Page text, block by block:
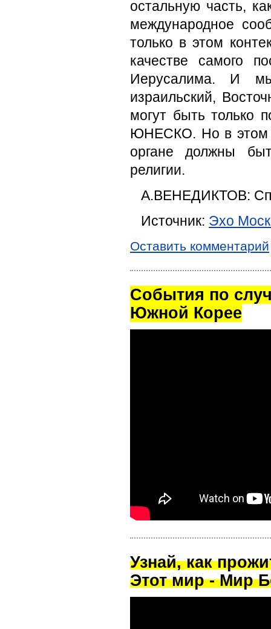
остальную часть,
международное
только в этом
качестве самого
Иерусалима. И
израильский,
могут быть только
ЮНЕСКО. Но в этом
органе должны
религии.
А.ВЕНЕДИКТОВ:
Источник: Эхо
Оставить комментарий
Cобытия по
Южной Корее
Узнай, как
Этот мир - Мир